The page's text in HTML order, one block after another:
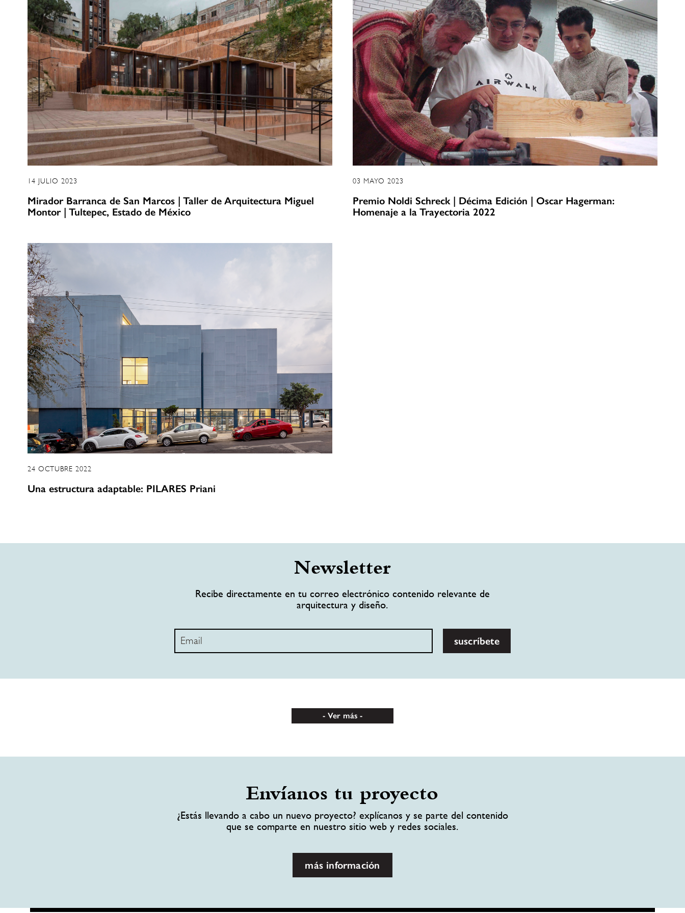
14 JULIO 2023
Mirador Barranca de San Marcos | Taller de Arquitectura Miguel
Montor | Tultepec, Estado de México
03 MAYO 2023
Premio Noldi Schreck | Décima Edición | Oscar Hagerman:
Homenaje a la Trayectoria 2022
24 OCTUBRE 2022
Una estructura adaptable: PILARES Priani
Newsletter
Recibe directamente en tu correo electrónico contenido relevante de
arquitectura y diseño.
suscríbete
Ver más
Envíanos tu proyecto
¿Estás llevando a cabo un nuevo proyecto? explícanos y se parte del contenido
que se comparte en nuestro sitio web y redes sociales.
más información